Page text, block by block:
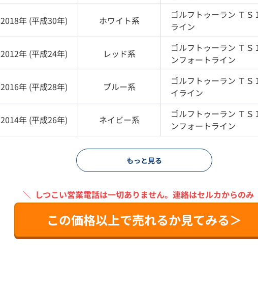
2018年 (平成30年) ホワイト系 ゴルフトゥーラン ＴＳ
ライン
2012年 (平成24年) レッド系 ゴルフトゥーラン ＴＳ
ンフォートライン
2016年 (平成28年) ブルー系 ゴルフトゥーラン ＴＳ
イライン
2014年 (平成26年) ネイビー系 ゴルフトゥーラン ＴＳ
ンフォートライン
もっと見る
＼ しつこい営業電話は一切ありません。 連絡はセルカからのみ
この価格以上で売れるか見てみる＞